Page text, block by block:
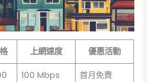
上網速度 優惠活動
100 Mbps 首月免費